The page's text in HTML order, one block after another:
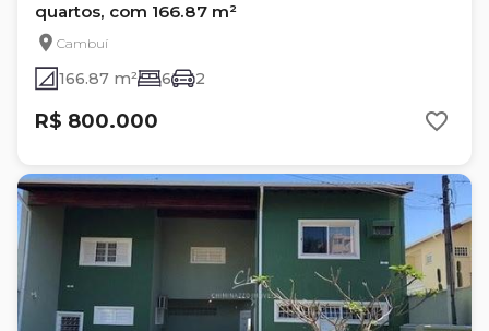
quartos, com 166.87 m²
Cambuí
166.87 m² 6 2
R$ 800.000